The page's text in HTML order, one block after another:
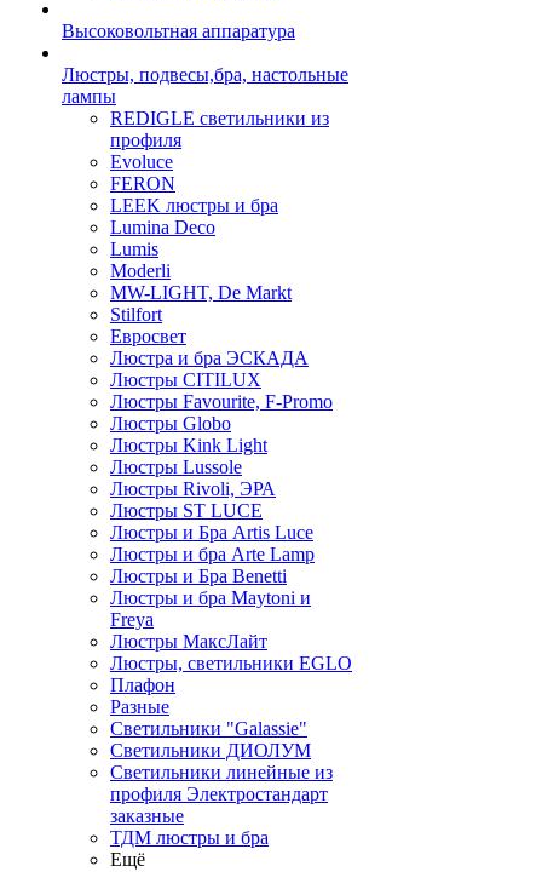
Высоковольтная аппаратура
Люстры, подвесы,бра, настольные
лампы
REDIGLE светильники из
профиля
Evoluce
FERON
LEEK люстры и бра
Lumina Deco
Lumis
Moderli
MW-LIGHT, De Markt
Stilfort
Евросвет
Люстра и бра ЭСКАДА
Люстры CITILUX
Люстры Favourite, F-Promo
Люстры Globo
Люстры Kink Light
Люстры Lussole
Люстры Rivoli, ЭРА
Люстры ST LUCE
Люстры и Бра Artis Luce
Люстры и бра Arte Lamp
Люстры и Бра Benetti
Люстры и бра Maytoni и
Freya
Люстры МаксЛайт
Люстры, светильники EGLO
Плафон
Разные
Светильники "Galassie"
Светильники ДИОЛУМ
Светильники линейные из
профиля Электростандарт
заказные
ТДМ люстры и бра
Ещё